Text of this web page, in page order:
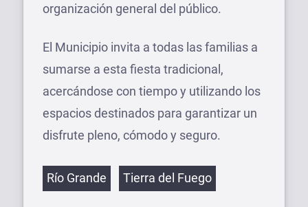
organización general del público.
El Municipio invita a todas las familias a
sumarse a esta fiesta tradicional,
acercándose con tiempo y utilizando los
espacios destinados para garantizar un
disfrute pleno, cómodo y seguro.
Etiquetas
Río Grande Tierra del Fuego